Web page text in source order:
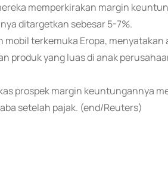
memperkirakan margin
ditargetkan sebesar 5-7%.
mobil terkemuka Eropa,
produk yang luas di anak
prospek margin keuntungannya
setelah pajak. (end/Reuters)